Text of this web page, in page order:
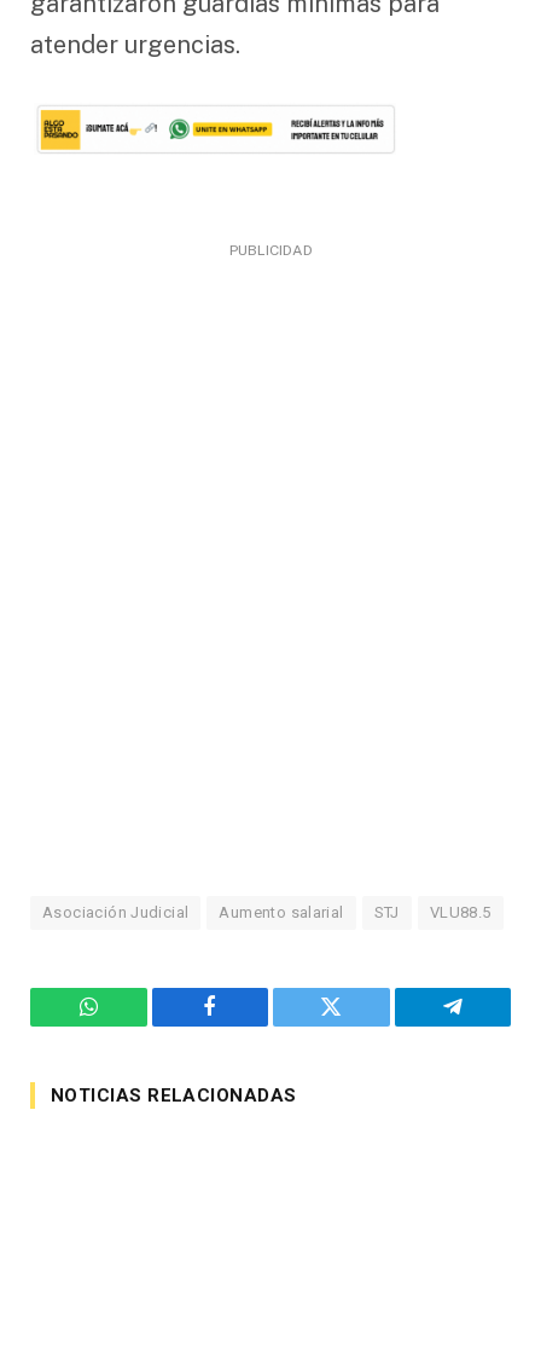
atender urgencias.
PUBLICIDAD
Asociación Judicial Aumento salarial STJ VLU88.5
WhatsApp Facebook Twitter Telegram
NOTICIAS RELACIONADAS